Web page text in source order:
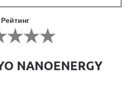
Рейтинг
NANOENERGY